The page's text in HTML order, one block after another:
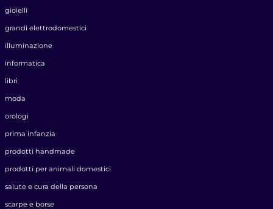
gioielli
grandi elettrodomestici
illuminazione
informatica
libri
moda
orologi
prima infanzia
prodotti handmade
prodotti per animali domestici
salute e cura della persona
scarpe e borse